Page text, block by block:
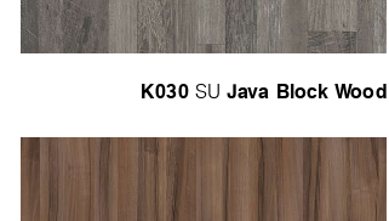
K030 SU Java Block Wood